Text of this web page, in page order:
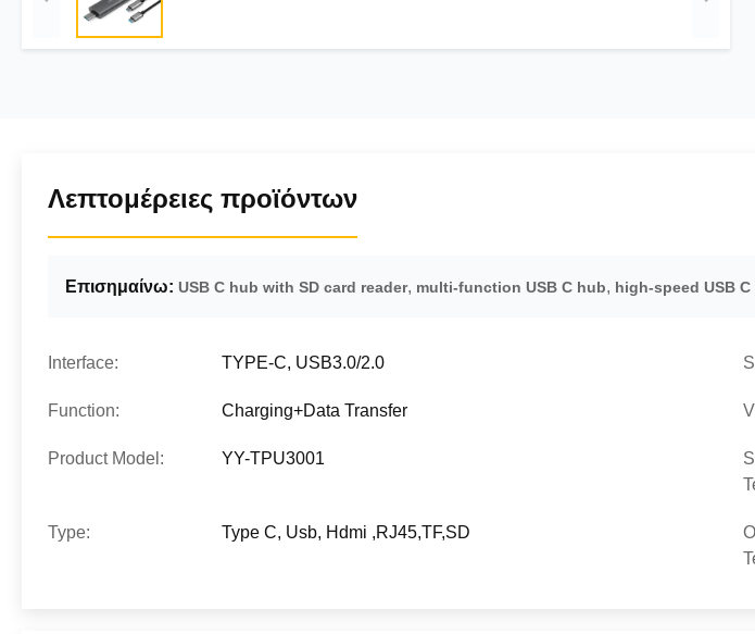
Λεπτομέρειες προϊόντων
Επισημαίνω: USB C hub with SD card reader, multi-function USB C hub, high-speed USB
Interface: TYPE-C, USB3.0/2.0
Function: Charging+Data Transfer
Product Model: YY-TPU3001
Type: Type C, Usb, Hdmi ,RJ45,TF,SD